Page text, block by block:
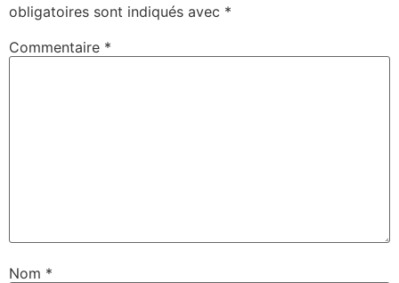
obligatoires sont indiqués avec *
Commentaire *
Nom *